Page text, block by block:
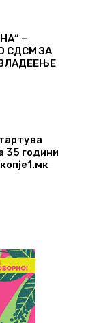
–
СДСМ ЗА
35 години